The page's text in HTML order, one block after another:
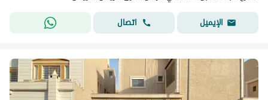
الإيميل
اتصال